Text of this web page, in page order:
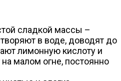
сладкой массы –
в воде, доводят до
лимонную кислоту и
малом огне, постоянно